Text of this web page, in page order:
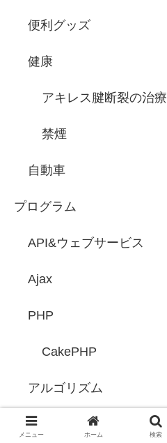
便利グッズ
健康
アキレス腱断裂の治療
禁煙
自動車
プログラム
API&ウェブサービス
Ajax
PHP
CakePHP
アルゴリズム
公開スクリプト
メニュー ホーム 検索